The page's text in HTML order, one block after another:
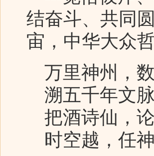
结奋斗、共同
宙，中华大众哲
万里神州，
溯五千年文
把酒诗仙，
时空越，任